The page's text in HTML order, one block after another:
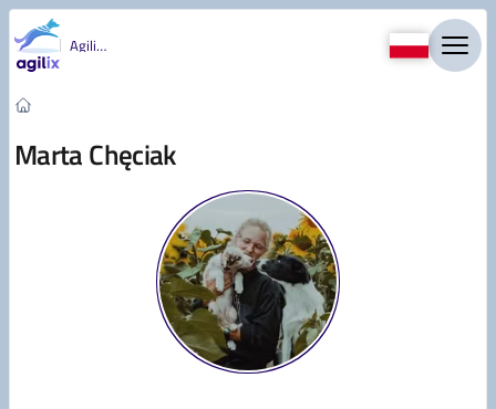
Przejdź do treści
Agility
Marta Chęciak